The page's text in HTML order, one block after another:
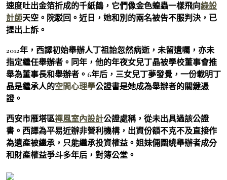
速度吐出金箔折成的千紙鶴，它們像金色蝗蟲一樣飛向綠設
計師天空。院駁回。近日，她和別的兩名被告不服判決，已
提出上訴。
2012年，西譯初始舉辦人丁祖詒忽然病逝，未留遺囑，亦未
指定繼任舉辦者。同年，他的年夜女兒丁晶被學校董事會推
舉為董事長和舉辦者。6年后，三女兒丁夢發覺，一份載明丁
晶是繼承人的空間心理學公證書是她成為舉辦者的關鍵憑
證。
西安市雁塔區禪風室內設計公證處稱，從未出具過該公證
書。西譯為平易近辦非營利機構，出資份額不克不及直接作
為遺產被繼承，只能繼承投資權益。姐妹倆圍繞舉辦者成分
和財產權益爭斗多年后，對簿公堂。